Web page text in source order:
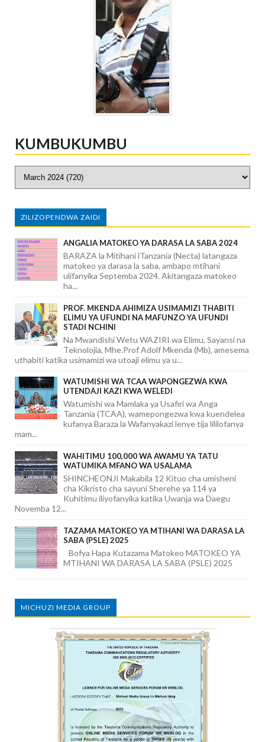
KUMBUKUMBU
ZILIZOPENDWA ZAIDI
ANGALIA MATOKEO YA DARASA LA SABA 2024
BARAZA la Mitihani lTanzania (Necta) latangaza
matokeo ya darasa la saba, ambapo mtihani
ulifanyika Septemba 2024. Akitangaza matokeo
ha...
PROF. MKENDA AHIMIZA USIMAMIZI THABITI
ELIMU YA UFUNDI NA MAFUNZO YA UFUNDI
STADI NCHINI
Na Mwandishi Wetu WAZIRI wa Elimu, Sayansi na
Teknolojia, Mhe.Prof Adolf Mkenda (Mb), amesema
uthabiti katika usimamizi wa utoaji elimu ya u...
WATUMISHI WA TCAA WAPONGEZWA KWA
UTENDAJI KAZI KWA WELEDI
Watumishi wa Mamlaka ya Usafiri wa Anga
Tanzania (TCAA), wamepongezwa kwa kuendelea
kufanya Baraza la Wafanyakazi lenye tija lililofanya
mam...
WAHITIMU 100,000 WA AWAMU YA TATU
WATUMIKA MFANO WA USALAMA
SHINCHEONJI Makabila 12 Kituo cha umisheni
cha Kikristo cha sayuni Sherehe ya 114 ya
Kuhitimu iliyofanyika katika Uwanja wa Daegu
Novemba 12...
TAZAMA MATOKEO YA MTIHANI WA DARASA LA
SABA (PSLE) 2025
Bofya Hapa Kutazama Matokeo MATOKEO YA
MTIHANI WA DARASA LA SABA (PSLE) 2025
MICHUZI MEDIA GROUP